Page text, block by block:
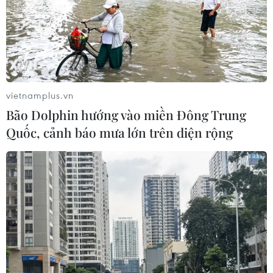
Việc giao dịch bất động sản phải qua sàn là để ngăn
ngừa vi phạm, bảo vệ lợi ích nhà đầu tư và khách
hàng. Song cũng có ý kiến cho rằng tránh tạo thêm rào
cản trong tiêu thụ sản phẩm cho doanh nghiệp.
vietnamplus.vn
Bão Dolphin hướng vào miền Đông Trung
Quốc, cảnh báo mưa lớn trên diện rộng